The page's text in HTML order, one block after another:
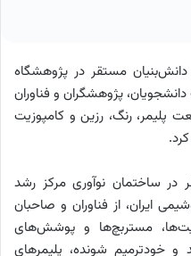
مستقر در پژوهشگاه
پژوهشگران و فناوران
رنگ، رزین و کامپوزیت
ساختمان نوآوری مرکز رشد
ایران، از فناوران و صاحبان
مستربچ‌ها و پوشش‌های
و خودترمیم شونده، پلیمرهای